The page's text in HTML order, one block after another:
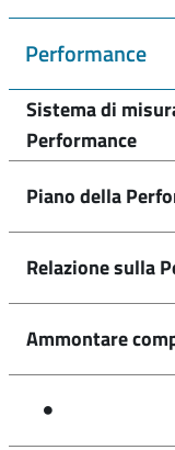
Performance
Sistema di
Performance
Piano della
Relazione sulla
Ammontare